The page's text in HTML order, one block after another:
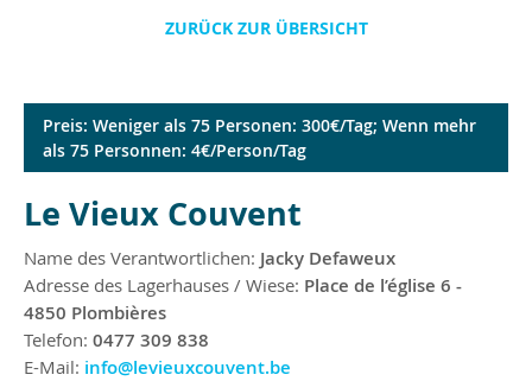
ZURÜCK ZUR ÜBERSICHT
Preis: Weniger als 75 Personen: 300€/Tag; Wenn mehr
als 75 Personnen: 4€/Person/Tag
Le Vieux Couvent
Name des Verantwortlichen: Jacky Defaweux
Adresse des Lagerhauses / Wiese: Place de l’église 6 -
4850 Plombières
Telefon: 0477 309 838
E-Mail: info@levieuxcouvent.be